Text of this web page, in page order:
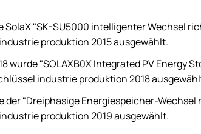
SolaX "SK-SU5000 intelligenter Wechsel
produktion 2015 ausgewählt.
wurde "SOLAXB0X Integrated PV Energy
industrie produktion 2018
der "Dreiphasige Energiespeicher-
produktion 2019 ausgewählt.